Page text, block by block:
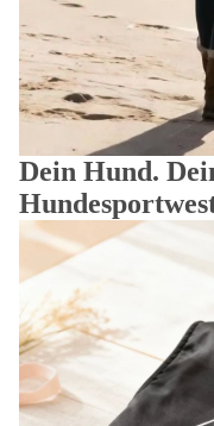
Dein Hund.